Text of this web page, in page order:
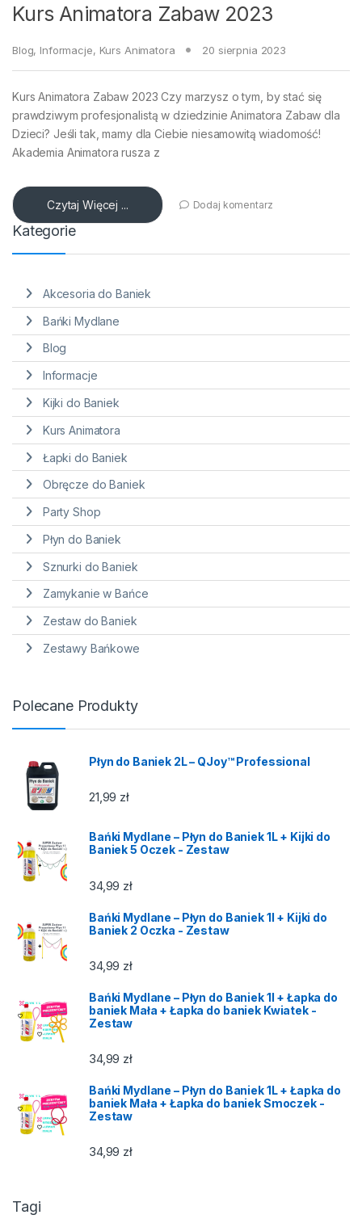
Kurs Animatora Zabaw 2023
Blog, Informacje, Kurs Animatora 20 sierpnia 2023
Kurs Animatora Zabaw 2023 Czy marzysz o tym, by stać się
prawdziwym profesjonalistą w dziedzinie Animatora Zabaw dla
Dzieci? Jeśli tak, mamy dla Ciebie niesamowitą wiadomość!
Akademia Animatora rusza z
Czytaj Więcej ... Dodaj komentarz
Kategorie
Akcesoria do Baniek
Bańki Mydlane
Blog
Informacje
Kijki do Baniek
Kurs Animatora
Łapki do Baniek
Obręcze do Baniek
Party Shop
Płyn do Baniek
Sznurki do Baniek
Zamykanie w Bańce
Zestaw do Baniek
Zestawy Bańkowe
Polecane Produkty
Płyn do Baniek 2L – QJoy™ Professional
21,99 zł
Bańki Mydlane – Płyn do Baniek 1L + Kijki do
Baniek 5 Oczek - Zestaw
34,99 zł
Bańki Mydlane – Płyn do Baniek 1l + Kijki do
Baniek 2 Oczka - Zestaw
34,99 zł
Bańki Mydlane – Płyn do Baniek 1l + Łapka do
baniek Mała + Łapka do baniek Kwiatek -
Zestaw
34,99 zł
Bańki Mydlane – Płyn do Baniek 1L + Łapka do
baniek Mała + Łapka do baniek Smoczek -
Zestaw
34,99 zł
Tagi